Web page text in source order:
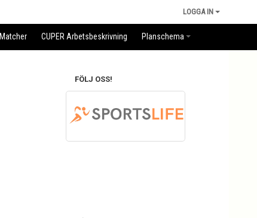
LOGGA IN
Matcher CUPER Arbetsbeskrivning Planschema
FÖLJ OSS!